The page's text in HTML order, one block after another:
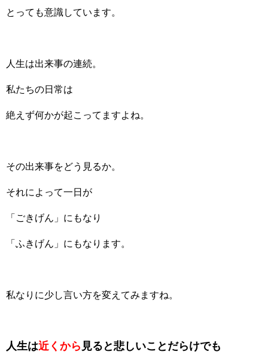
とっても意識しています。
人生は出来事の連続。
私たちの日常は
絶えず何かが起こってますよね。
その出来事をどう見るか。
それによって一日が
「ごきげん」にもなり
「ふきげん」にもなります。
私なりに少し言い方を変えてみますね。
人生は近くから 見ると悲しいことだらけでも